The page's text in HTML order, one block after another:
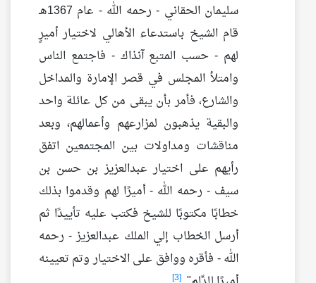
سليمان الحقاني - رحمه الله - عام 1367هـ
قام الشيخ باستدعاء الأهالي لاختيار أميرٍ
لهم - حسب المتبع آنذاك - فاجتمع الناس
وامتلأ المجلس في قصر الإمارة والمداخل
والشارع، فأمر بأن يبقى من كل عائلة واحد
والبقية يذهبون لمزارعهم وأعمالهم، وبعد
مناقشات ومداولات بين المجتمعين اتفق
رأيهم على اختيار عبدالعزيز بن حسن بن
سيف - رحمه الله - أميرًا لهم وقدموا بذلك
خطابًا مكتوبًا للشيخ فكتب عليه تأييدًا ثم
أرسل الخطاب إلي الملك عبدالعزيز - رحمه
الله - فأقره ووافق على الاختيار وتم تعيينه
[3]